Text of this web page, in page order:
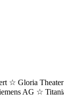
☆ Gloria Theater
AG ☆